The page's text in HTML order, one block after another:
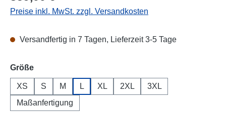
Preise inkl. MwSt. zzgl. Versandkosten
Versandfertig in 7 Tagen, Lieferzeit 3-5 Tage
Größeauswählen
XS S M L XL 2XL
3XL
Maßanfertigung